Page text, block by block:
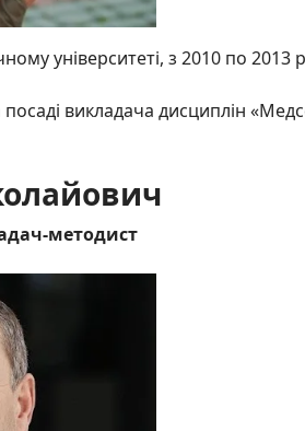
університеті, з 2010 по
викладача дисциплін
методист